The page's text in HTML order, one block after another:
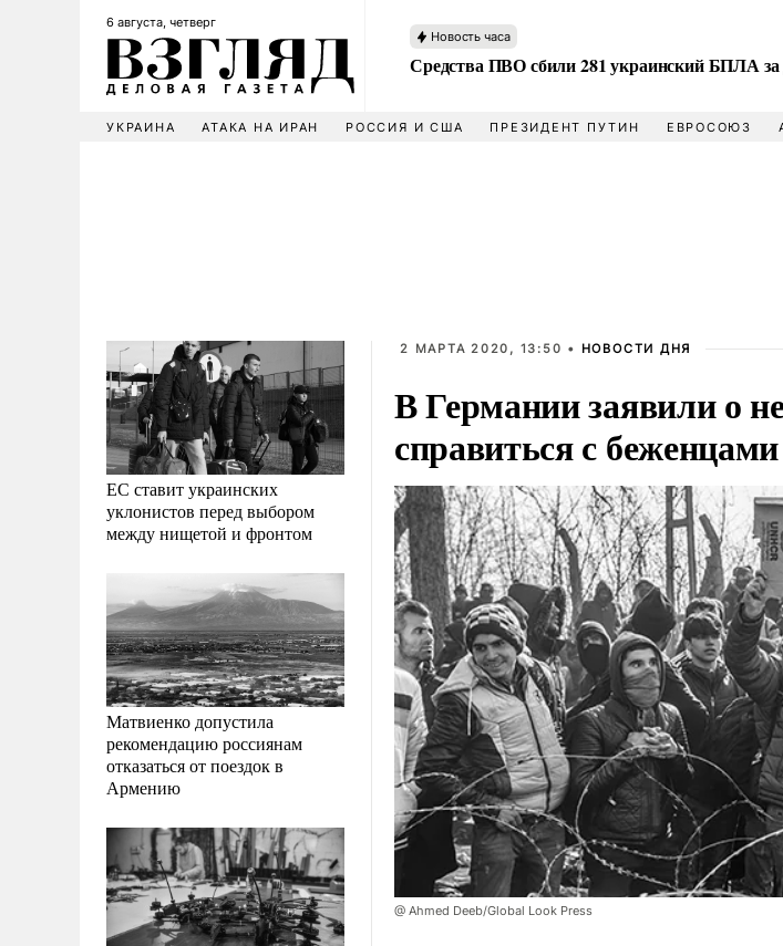
6 августа, четверг
Новость часа
Средства ПВО сбили 281 украинский БПЛА за
УКРАИНА АТАКА НА ИРАН РОССИЯ И США ПРЕЗИДЕНТ ПУТИН ЕВРОСОЮЗ
ЕС ставит украинских
уклонистов перед выбором
между нищетой и фронтом
Матвиенко допустила
рекомендацию россиянам
отказаться от поездок в
Армению
2 МАРТА 2020, 13:50 • НОВОСТИ ДНЯ
В Германии заявили о
справиться с
@ Ahmed Deeb/Global Look Press